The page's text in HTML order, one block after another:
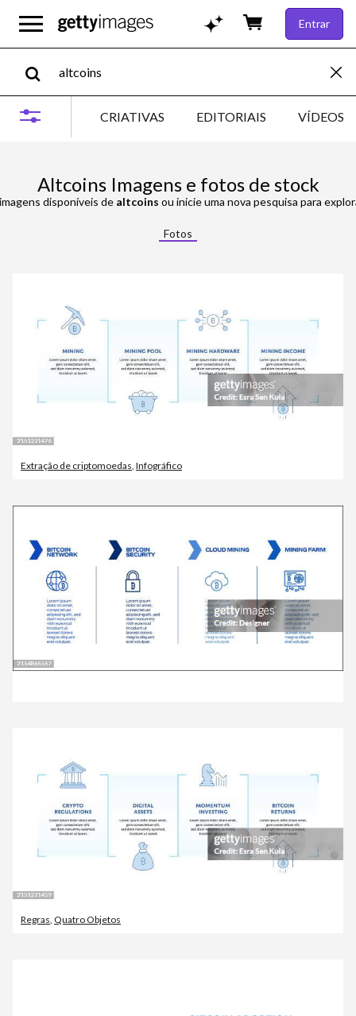
Entrar
CRIATIVAS EDITORIAIS VÍDEOS
Altcoins Imagens e fotos de stock
disponíveis de altcoins ou inicie uma nova pesquisa para
Fotos
Extração de criptomoedas Infográfico
Regras, Quatro Objetos